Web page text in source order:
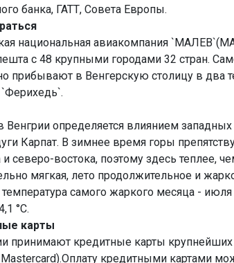
банка, ГАТТ, Совета Европы.
национальная авиакомпания
с 48 крупными городами 32 стран.
прибывают в Венгерскую столицу в два
Венгрии определяется влиянием
Карпат. В зимнее время горы
и северо-востока, поэтому здесь теплее,
мягкая, лето продолжительное и
самого жаркого месяца - июля
°C.
карты
принимают кредитные карты
кредитными картами